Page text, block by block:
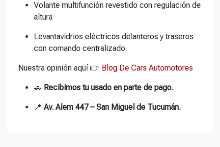
Volante multifunción revestido con regulación de
altura
Levantavidrios eléctricos delanteros y traseros
con comando centralizado
Nuestra opinión aquí 👉 Blog De Cars Automotores
🚗 Recibimos tu usado en parte de pago.
📍 Av. Alem 447 – San Miguel de Tucumán.